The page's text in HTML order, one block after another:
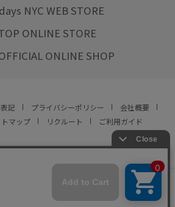
NYC WEB STORE
ONLINE STORE
ONLINE SHOP
記 プライバシーポリシー
会社概要
マップ リクルート ご利用ガイド
ALL RIGHTS RESERVED.
の商品は現在販売しておりません